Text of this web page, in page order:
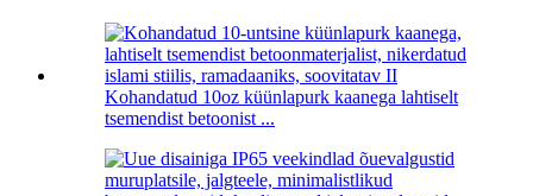
Kohandatud 10oz küünlapurk kaanega lahtiselt
tsemendist betoonist ...